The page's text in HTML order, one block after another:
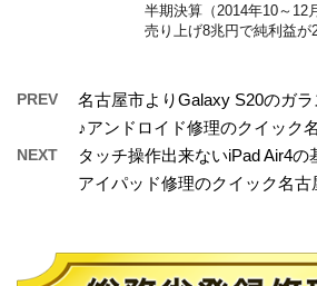
半期決算（2014年10～12
売り上げ8兆円で純利益が
PREV
名古屋市よりGalaxy S20のガ
♪アンドロイド修理のクイック
NEXT
タッチ操作出来ないiPad Air4の
アイパッド修理のクイック名古